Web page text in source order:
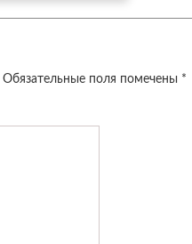
Обязательные поля помечены *